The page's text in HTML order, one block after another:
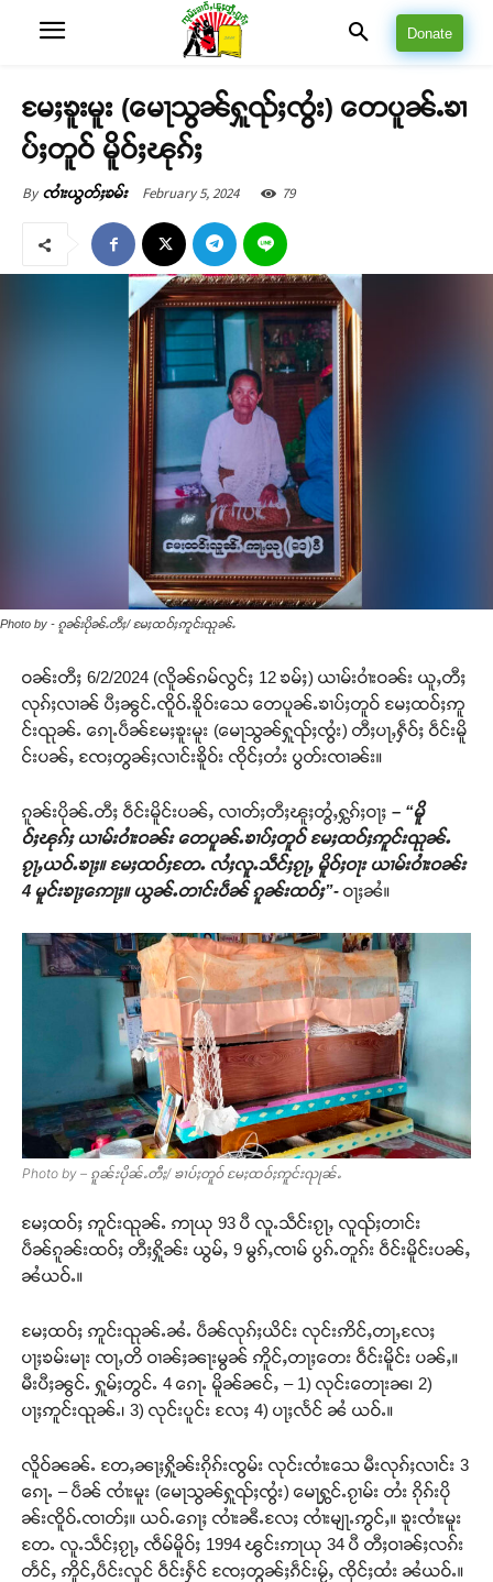
Donate
မႄႈၶူးမူး (မေႃသွၼ်ႁူၺ်ႈၸွႆး) တေပူၼ်ႉၶၢ
ပ်ႈတူဝ် မိူဝ်ႈၽုၵ်ႈ
By ၸၢႆးယွတ်ႈၶမ်း February 5, 2024 79
Photo by - ၵူၼ်းပိုၼ်ႉတီႈ/ မႄႈထဝ်ႈဢူင်းၺုၼ်ႉ
ဝၼ်းတီႈ 6/2/2024 (လိူၼ်ၵမ်လွင်ႈ 12 ၶမ်ႈ) ယၢမ်းဝၢႆးဝၼ်း ယူႇတီႈ
လုၵ်ႈလၢၼ် ပီႈၼွင်ႉၸိူဝ်ႉၶိူဝ်းသေ တေပူၼ်ႉၶၢပ်ႈတူဝ် မႄႈထဝ်ႈဢူ
င်းၺုၼ်ႉ ၵေႃႉပဵၼ်မႄႈၶူးမူး (မေႃသွၼ်ႁူၺ်ႈၸွႆး) တီႈပႃႇႁဵဝ်ႈ ဝဵင်းမိူ
င်းပၼ်ႇ ၸႄႈတွၼ်ႈလၢင်းၶိူဝ်း ၸိုင်ႈတႆး ပွတ်းၸၢၼ်း။
ၵူၼ်းပိုၼ်ႉတီႈ ဝဵင်းမိူင်းပၼ်ႇ လၢတ်ႈတီႈၽူႈတွႆႇႁွၵ်ႈဝႃႈ – “မိူ
ဝ်ႈၽုၵ်ႈ ယၢမ်းဝၢႆးဝၼ်း တေပူၼ်ႉၶၢပ်ႈတူဝ် မႄႈထဝ်ႈဢူင်းၺုၼ်ႉ
ၵႂႃႇယဝ်ႉၶႃႈ။ မႄႈထဝ်ႈတႄႉ လႆႈလူႉသဵင်ႈၵႂႃႇ မိူဝ်ႈဝႃး ယၢမ်းဝၢႆးဝၼ်း
4 မူင်းၶႃႈဢေႃႈ။ ယွၼ်ႉတၢင်းပဵၼ် ၵူၼ်းထဝ်ႈ”- ဝႃႈၼႆ။
Photo by – ၵူၼ်းပိုၼ်ႉတီႈ/ ၶၢပ်ႈတူဝ် မႄႈထဝ်ႈဢူင်းၺုၼ်ႉ
မႄႈထဝ်ႈ ဢူင်းၺုၼ်ႉ ဢႃယု 93 ပီ လူႉသဵင်းၵႂႃႇ လူၺ်ႈတၢင်း
ပဵၼ်ၵူၼ်းထဝ်ႈ တီႈႁိူၼ်း ယွမ်ႇ 9 မွၵ်ႇၸၢမ် ပွၵ်ႉတူၵ်း ဝဵင်းမိူင်းပၼ်ႇ
ၼႆယဝ်ႉ။
မႄႈထဝ်ႈ ဢူင်းၺုၼ်ႉၼႆႉ ပဵၼ်လုၵ်ႈယိင်း လုင်းဢိင်ႇတႃႇလႄႈ
ပႃႈၶမ်းမႃး ၸႃႇတိ ဝၢၼ်ႈၼႃးမွၼ် ဢိူင်ႇတႃႈတေး ဝဵင်းမိူင်း ပၼ်ႇ။
မီးပီႈၼွင်ႉ ႁူမ်ႈတွင်ႉ 4 ၵေႃႉ မိူၼ်ၼင်ႇ – 1) လုင်းတေႃးၼ၊ 2)
ပႃႈဢူင်းၺုၼ်ႉ၊ 3) လုင်းပူင်း လႄႈ 4) ပႃႈလႅင် ၼႆ ယဝ်ႉ။
လိူဝ်ၼၼ်ႉ တႄႇၼႃႈႁိူၼ်းၵိုၵ်းၸွမ်း လုင်းၸၢႆးသေ မီးလုၵ်ႈလၢင်း 3
ၵေႃႉ – ပဵၼ် ၸၢႆးမူး (မေႃသွၼ်ႁူၺ်ႈၸွႆး) မေႃႁွင်ႉၵႂၢမ်း တႆး ၵိုၵ်းပို
ၼ်းၸိူဝ်ႉၸၢတ်ႈ။ ယဝ်ႉၵေႃႈ ၸၢႆးၼီႉလႄႈ ၸၢႆးမျႃႉဢွင်ႇ။ ၶူးၸၢႆးမူး
တႄႉ လူႉသဵင်ႈၵႂႃႇ ၸဵမ်မိူဝ်ႈ 1994 ၽွင်းဢႃယု 34 ပီ တီႈဝၢၼ်ႈလၵ်း
တႅင်ႇ ဢိူင်ႇပဵင်းလူင် ဝဵင်းႁႅင် ၸႄႈတွၼ်ႈၵဵင်းမႂ်ႇ ၸိုင်ႈထႆး ၼႆယဝ်ႉ။